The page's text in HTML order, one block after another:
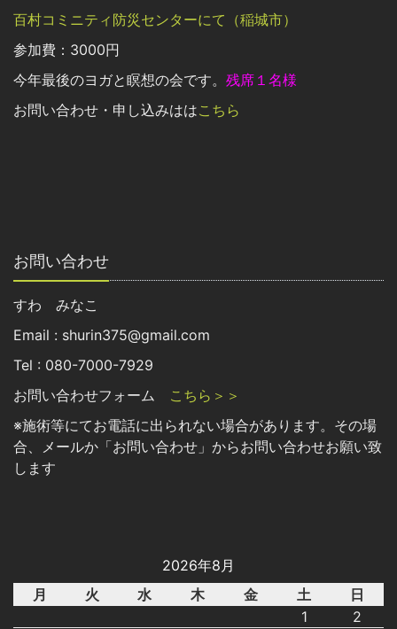
百村コミニティ防災センターにて（稲城市）
参加費：3000円
今年最後のヨガと瞑想の会です。 残席１名様
お問い合わせ・申し込みははこちら
お問い合わせ
すわ みなこ
Email : shurin375@gmail.com
Tel : 080-7000-7929
お問い合わせフォーム こちら＞＞
※施術等にてお電話に出られない場合があります。その場
合、メールか「お問い合わせ」からお問い合わせお願い致
します
2026年8月
月
火 水 木 金 土
日
1
2